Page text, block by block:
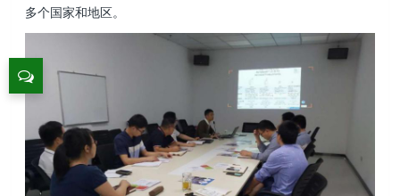
多个国家和地区。